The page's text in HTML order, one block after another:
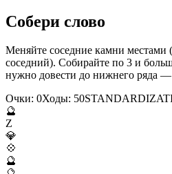
Собери слово
Меняйте соседние камни местами
соседний). Собирайте по 3 и
нужно довести до нижнего ряда —
Очки: 0Ходы: 50STANDARDIZAT
🔮
Z
💎
💠
🔮